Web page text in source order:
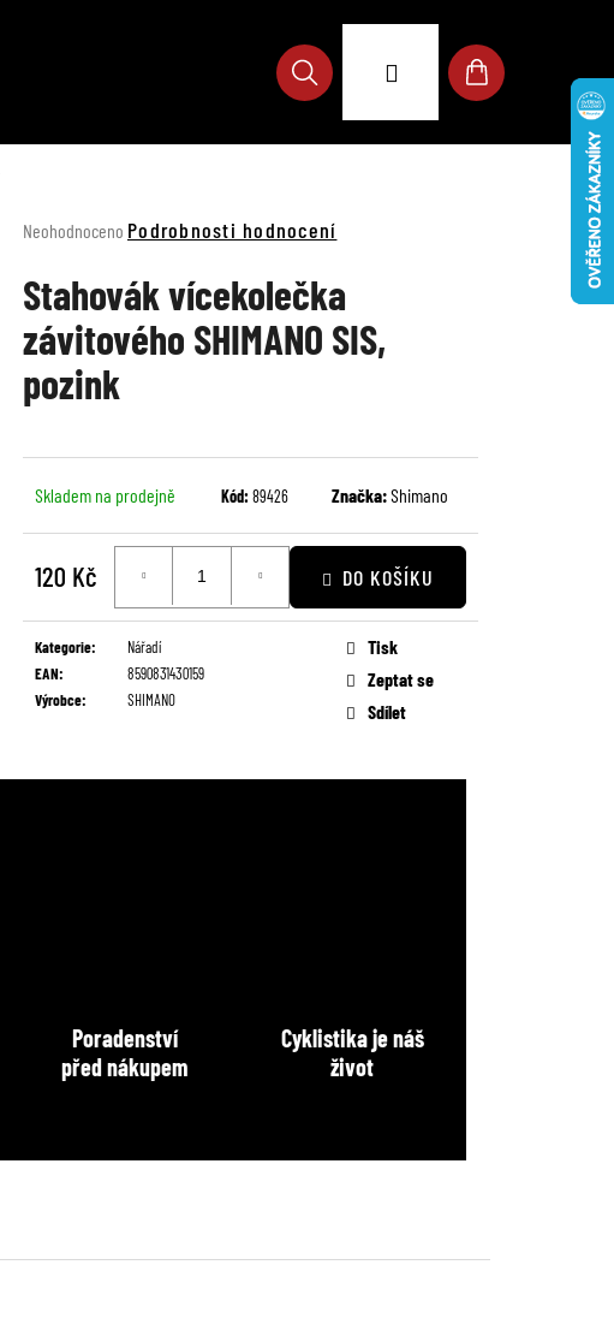
Hledat
Přihlášení
Nákupní
Průměrné
produktu
je
0,0
z
5
hvězdiček.
Neohodnoceno Podrobnosti hodnocení
Stahovák vícekolečka
závitového SHIMANO SIS,
pozink
Skladem na prodejně Kód:89426 Značka:Shimano
120 Kč
cena:
DO KOŠÍKU
Kategorie:
Nářadí
EAN:
8590831430159
Výrobce: SHIMANO
Tisk
Zeptat se
Sdílet
Poradenství
před nákupem
Cyklistika je náš
život